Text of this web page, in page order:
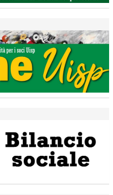
traccia il bilancio della stagione